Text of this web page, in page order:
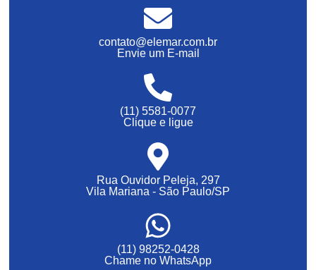
contato@elemar.com.br
Envie um E-mail
(11) 5581-0077
Clique e ligue
Rua Ouvidor Peleja, 297
Vila Mariana - São Paulo/SP
(11) 98252-0428
Chame no WhatsApp